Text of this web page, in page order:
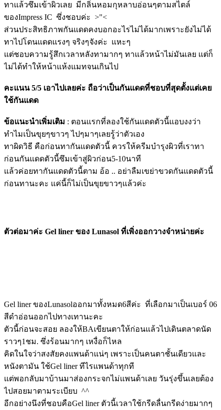
ทาแล้วซึมเข้าผิวเลย มีกลิ่นหอมกุหลาบอ่อนๆตามสไตล์
ของImpress IC ซึ่งชอบค่ะ >"<
ส่วนประสิทธิภาพกันแดดคงบอกอะไรไม่ได้มากเพราะยังไม่ได้
ทาไปโดนแดดแรงๆ จริงๆจังค่ะ แหะๆ
แต่ชอบความรู้สึกเวลาหลังทามากๆ ทาแล้วหน้าไม่มันเลย แต่ก็
ไม่ได้ทำให้หน้าแห้งแมทจนเกินไป
คะแนน 5/5 เอาไปเลยค่ะ ถือว่าเป็นกันแดดที่ชอบที่สุดตั้งแต่เคย
ใช้กันแดด
ข้อแนะนำเพิ่มเติม : ตอนแรกที่ลองใช้กันแดดตัวนี้แอบงงว่า
ทำไมเป็นขุยๆขาวๆ ไปๆมาๆเลยรู้ว่าตัวเอง
ทาผิดวิธี คือก่อนทากันแดดตัวนี้ ควรให้ครีมบำรุงผิวที่เราทา
ก่อนกันแดดตัวนี้ซึมเข้าสู่ผิวก่อน5-10นาที
แล้วค่อยทากันแดดตัวนี้ตาม อ้อ .. อย่าลืมเขย่าขวดกันแดดตัวนี้
ก่อนทานะคะ แค่นี้ก็ไม่เป็นขุยขาวๆแล้วค่ะ
ตัวต่อมาค่ะ Gel liner ของ Lunasol ที่เพิ่งออกวางจำหน่ายค่ะ
Gel liner ของLunasolออกมาทั้งหมด6สีค่ะ ที่เลือกมาเป็นเบอร์ 06
สีดำอ่อนออกไปทางเทานะคะ
ตัวนี้ก่อนจะสอย ลองให้BAเขียนตาให้ก่อนแล้วไปเดินตลาดนัด
ราวๆ1ชม. ซึ่งร้อนมากๆ เหงื่อก็ไหล
คิดในใจว่าสงสัยคงแพนด้าแน่ๆ เพราะเป็นคนตาชั้นเดียวและ
หนังตามัน ใช้Gel liner ทีไรแพนด้าทุกที
แต่พอกลับมาบ้านมาส่องกระจกไม่แพนด้าเลย วันรุ่งขึ้นเลยต้อง
ไปสอยมาตามระเบียบ ^^
อีกอย่างนึงที่ชอบคือGel liner ตัวนี้เวลาใช้กรีดลื่นกรีดง่ายมากๆ